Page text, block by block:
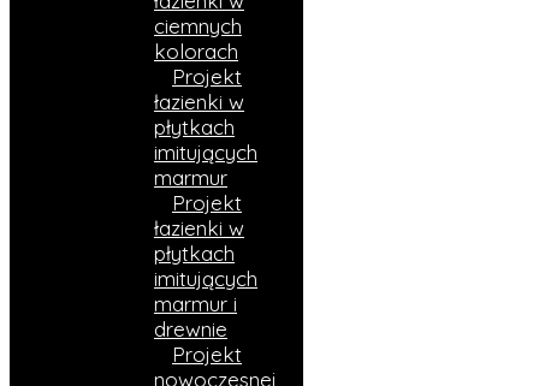
ciemnych
kolorach
Projekt
łazienki w
płytkach
imitujących
marmur
Projekt
łazienki w
płytkach
imitujących
marmur i
drewnie​
Projekt
nowoczesnej